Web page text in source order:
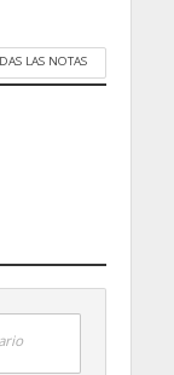
LAS NOTAS